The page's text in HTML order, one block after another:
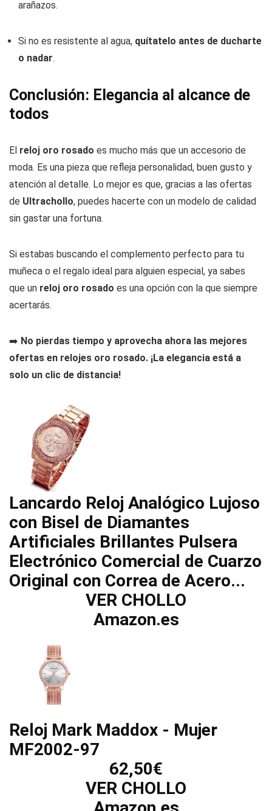
arañazos.
Si no es resistente al agua, quítatelo antes de ducharte
o nadar.
Conclusión: Elegancia al alcance de
todos
El reloj oro rosado es mucho más que un accesorio de
moda. Es una pieza que refleja personalidad, buen gusto y
atención al detalle. Lo mejor es que, gracias a las ofertas
de Ultrachollo, puedes hacerte con un modelo de calidad
sin gastar una fortuna.
Si estabas buscando el complemento perfecto para tu
muñeca o el regalo ideal para alguien especial, ya sabes
que un reloj oro rosado es una opción con la que siempre
acertarás.
➡️ No pierdas tiempo y aprovecha ahora las mejores
ofertas en relojes oro rosado. ¡La elegancia está a
solo un clic de distancia!
Lancardo Reloj Analógico Lujoso
con Bisel de Diamantes
Artificiales Brillantes Pulsera
Electrónico Comercial de Cuarzo
Original con Correa de Acero...
VER CHOLLO
Amazon.es
Reloj Mark Maddox - Mujer
MF2002-97
62,50€
VER CHOLLO